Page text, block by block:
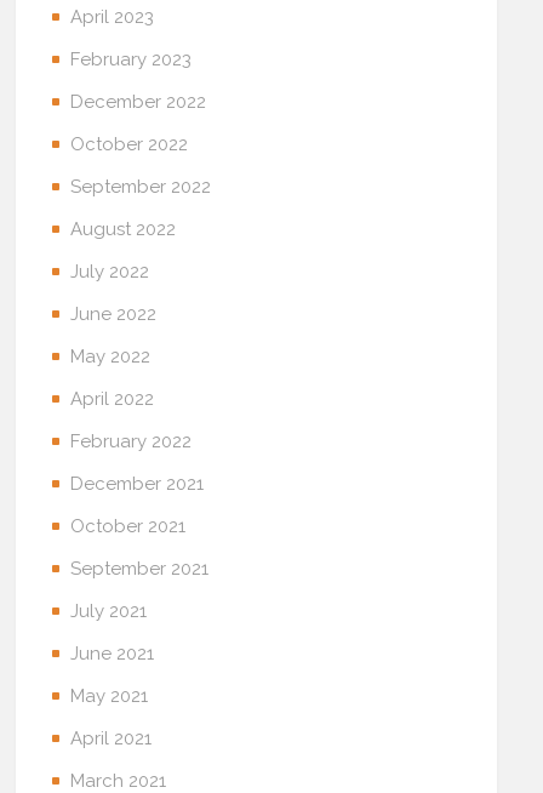
April 2023
February 2023
December 2022
October 2022
September 2022
August 2022
July 2022
June 2022
May 2022
April 2022
February 2022
December 2021
October 2021
September 2021
July 2021
June 2021
May 2021
April 2021
March 2021